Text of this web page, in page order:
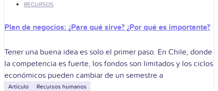
RECURSOS
Plan de negocios: ¿Para qué sirve? ¿Por qué es importante?
Tener una buena idea es solo el primer paso. En Chile, donde
la competencia es fuerte, los fondos son limitados y los ciclos
económicos pueden cambiar de un semestre a
Artículo Recursos humanos